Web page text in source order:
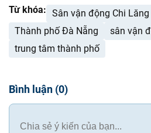
Từ khóa: Sân vận động Chi Lăng
Thành phố Đà Nẵng
sân vận
trung tâm thành phố
Bình luận (0)